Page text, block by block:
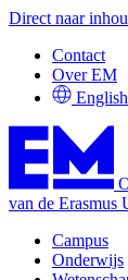
Direct naar
Contact
Over EM
English
van de Erasmus
Campus
Onderwijs